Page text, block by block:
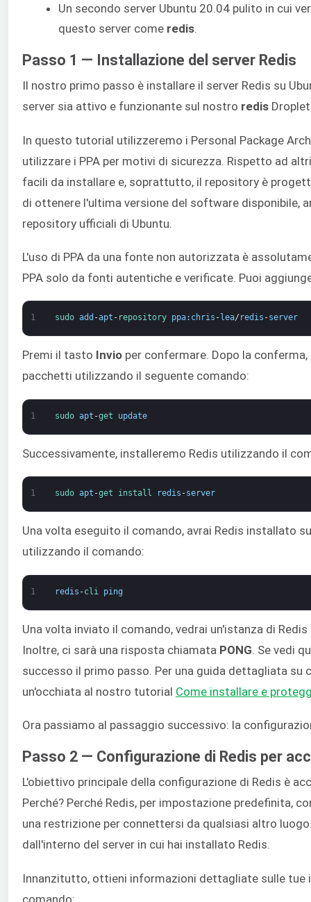
Un secondo server Ubuntu 20.04 pulito in cui
questo server come redis
Passo 1 — Installazione del server Redis
Il nostro primo passo è installare il server Redis su
server sia attivo e funzionante sul nostro redis
In questo tutorial utilizzeremo i Personal Package
utilizzare i PPA per motivi di sicurezza. Rispetto ad
facili da installare e, soprattutto, il repository è
di ottenere l'ultima versione del software disponibile,
repository ufficiali di Ubuntu.
L'uso di PPA da una fonte non autorizzata è
PPA solo da fonti autentiche e verificate. Puoi
1 sudo add -apt - repository ppa: chris - lea/ redis -server
Premi il tasto Invio per confermare. Dopo la
pacchetti utilizzando il seguente comando:
1 sudo apt -get update
Successivamente, installeremo Redis utilizzando il
1 sudo apt -get install redis -server
Una volta eseguito il comando, avrai Redis installato
utilizzando il comando:
1 redis -cli ping
Una volta inviato il comando, vedrai un'istanza di
Inoltre, ci sarà una risposta chiamata PONG . Se vedi
successo il primo passo. Per una guida dettagliata su
un'occhiata al nostro tutorial Come installare e
Ora passiamo al passaggio successivo: la
Passo 2 — Configurazione di Redis per
L'obiettivo principale della configurazione di Redis è
Perché? Perché Redis, per impostazione predefinita,
una restrizione per connettersi da qualsiasi altro
dall'interno del server in cui hai installato Redis.
Innanzitutto, ottieni informazioni dettagliate sulle
comando: